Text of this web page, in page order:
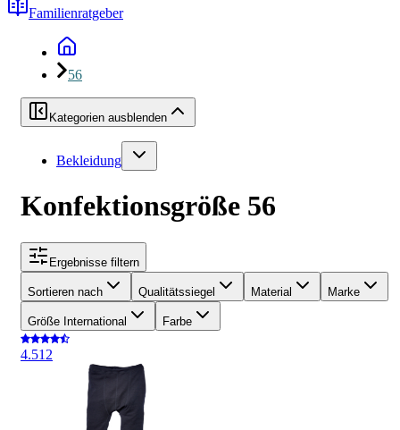
Familienratgeber
56
Kategorien ausblenden
Bekleidung
Konfektionsgröße 56
Ergebnisse filtern
Sortieren nach Qualitätssiegel Material Marke
Größe International Farbe
4.512